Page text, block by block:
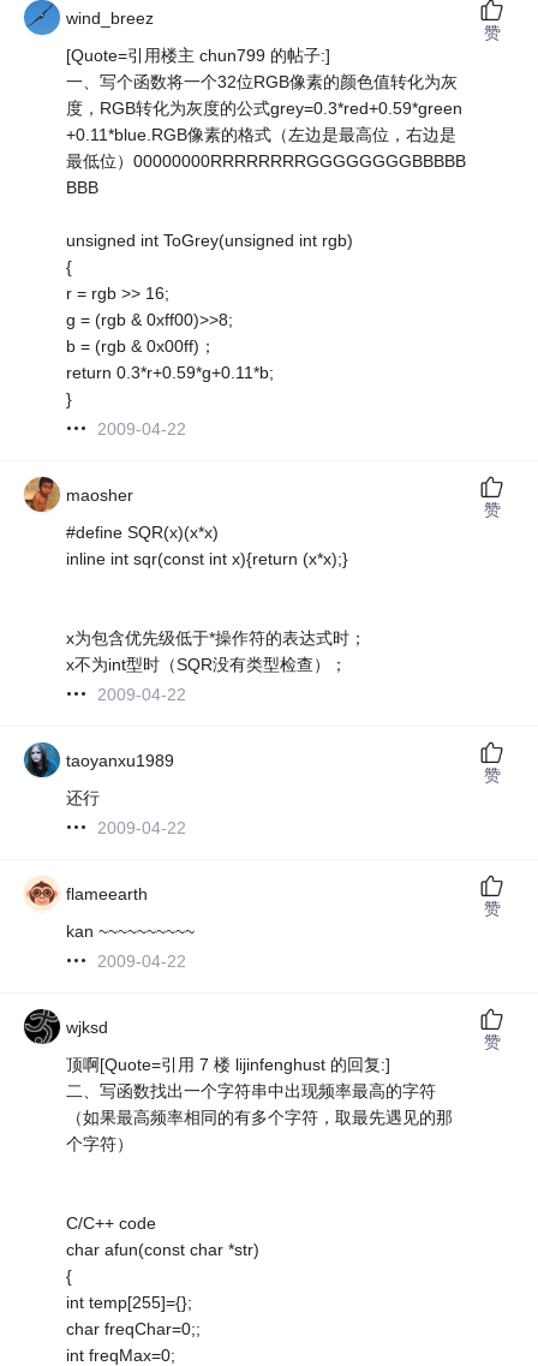
wind_breez
[Quote=引用楼主 chun799 的帖子:]
一、写个函数将一个32位RGB像素的颜色值转化为灰
度，RGB转化为灰度的公式grey=0.3*red+0.59*green
+0.11*blue.RGB像素的格式（左边是最高位，右边是
最低位）00000000RRRRRRRRGGGGGGGGBBBBB
BBB
unsigned int ToGrey(unsigned int rgb)
{
r = rgb >> 16;
g = (rgb & 0xff00)>>8;
b = (rgb & 0x00ff)；
return 0.3*r+0.59*g+0.11*b;
}
2009-04-22
赞
maosher
#define SQR(x)(x*x)
inline int sqr(const int x){return (x*x);}
x为包含优先级低于*操作符的表达式时；
x不为int型时（SQR没有类型检查）；
2009-04-22
赞
taoyanxu1989
还行
2009-04-22
赞
flameearth
kan ~~~~~~~~~~
2009-04-22
赞
wjksd
顶啊[Quote=引用 7 楼 lijinfenghust 的回复:]
二、写函数找出一个字符串中出现频率最高的字符
（如果最高频率相同的有多个字符，取最先遇见的那
个字符）
C/C++ code
char afun(const char *str)
{
int temp[255]={};
char freqChar=0;;
int freqMax=0;
赞